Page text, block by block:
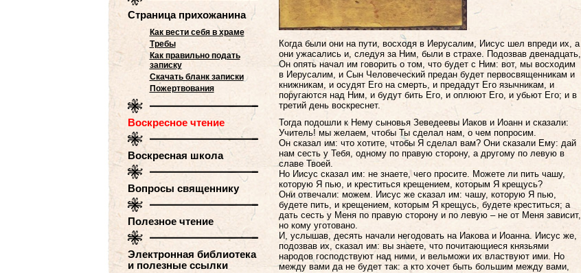
Страница прихожанина
Как вести себя в храме
Требы
Как правильно подать
записку
Скачать бланк записки
Пожертвования
Воскресное чтение
Воскресная школа
Вопросы священнику
Полезное чтение
Электронная библиотека
и полезные ссылки
Когда были они на пути, восходя в Иерусалим, Иисус шел впреди их, а
они ужасались и, следуя за Ним, были в страхе. Подозвав двенадцать,
Он опять начал им говорить о том, что будет с Ним: вот, мы восходим
в Иерусалим, и Сын Человеческий предан будет первосвященникам и
книжникам, и осудят Его на смерть, и предадут Его язычникам, и
поругаются над Ним, и будут бить Его, и оплюют Его, и убьют Его; и в
третий день воскреснет.
Тогда подошли к Нему сыновья Зеведеевы Иаков и Иоанн и сказали:
Учитель! мы желаем, чтобы Ты сделал нам, о чем попросим.
Он сказал им: что хотите, чтобы Я сделал вам? Они сказали Ему: дай
нам сесть у Тебя, одному по правую сторону, а другому по левую в
славе Твоей.
Но Иисус сказал им: не знаете, чего просите. Можете ли пить чашу,
которую Я пью, и креститься крещением, которым Я крещусь?
Они отвечали: можем. Иисус же сказал им: чашу, которую Я пью,
будете пить, и крещением, которым Я крещусь, будете креститься; а
дать сесть у Меня по правую сторону и по левую – не от Меня зависит,
но кому уготовано.
И, услышав, десять начали негодовать на Иакова и Иоанна. Иисус же,
подозвав их, сказал им: вы знаете, что почитающиеся князьями
народов господствуют над ними, и вельможи их властвуют ими. Но
между вами да не будет так: а кто хочет быть большим между вами,